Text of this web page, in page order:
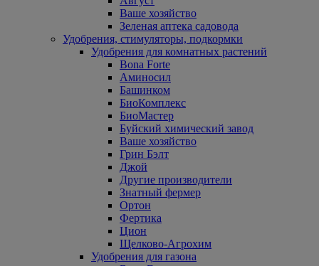
Ваше хозяйство
Зеленая аптека садовода
Удобрения, стимуляторы, подкормки
Удобрения для комнатных растений
Bona Forte
Аминосил
Башинком
БиоКомплекс
БиоМастер
Буйский химический завод
Ваше хозяйство
Грин Бэлт
Джой
Другие производители
Знатный фермер
Ортон
Фертика
Цион
Щелково-Агрохим
Удобрения для газона